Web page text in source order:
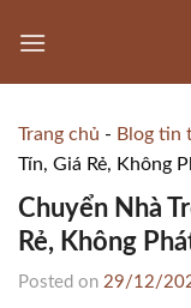
Trang chủ - Blog tin
Tín, Giá Rẻ, Không
Chuyển Nhà
Rẻ, Không
Posted on 29/12/